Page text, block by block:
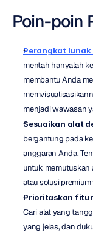
Poin-poin
Perangkat
mentah hanyalah
membantu Anda
menjadi wawasan
Sesuaikan alat
bergantung pada
anggaran Anda.
untuk memutuskan
atau solusi
Prioritaskan
Cari alat yang
yang jelas, dan